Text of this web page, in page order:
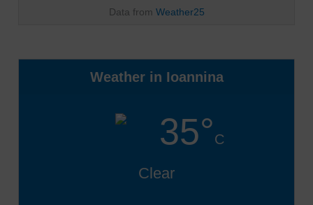
Data from Weather25
Weather in Ioannina
35°C
Clear